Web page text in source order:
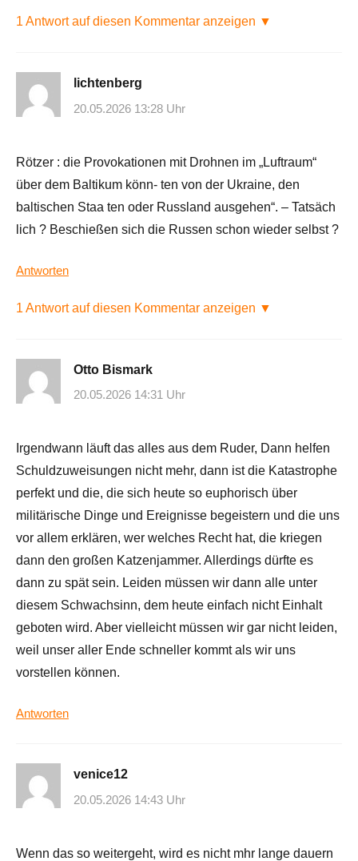
1 Antwort auf diesen Kommentar anzeigen ▼
lichtenberg
20.05.2026 13:28 Uhr
Rötzer : die Provokationen mit Drohnen im „Luftraum“
über dem Baltikum könn- ten von der Ukraine, den
baltischen Staa ten oder Russland ausgehen“. – Tatsäch
lich ? Beschießen sich die Russen schon wieder selbst ?
Antworten
1 Antwort auf diesen Kommentar anzeigen ▼
Otto Bismark
20.05.2026 14:31 Uhr
Irgendwann läuft das alles aus dem Ruder, Dann helfen
Schuldzuweisungen nicht mehr, dann ist die Katastrophe
perfekt und die, die sich heute so euphorisch über
militärische Dinge und Ereignisse begeistern und die uns
vor allem erklären, wer welches Recht hat, die kriegen
dann den großen Katzenjammer. Allerdings dürfte es
dann zu spät sein. Leiden müssen wir dann alle unter
diesem Schwachsinn, dem heute einfach nicht Einhalt
geboten wird. Aber vielleicht müssen wir gar nicht leiden,
weil unser aller Ende schneller kommt als wir uns
vorstellen können.
Antworten
venice12
20.05.2026 14:43 Uhr
Wenn das so weitergeht, wird es nicht mhr lange dauern